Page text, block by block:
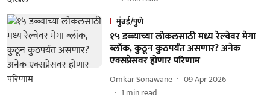
मुंबई/पुणे
१५ डब्ब्याच्या लोकलसाठी मध्य रेल्वेवर मेगा
ब्लॉक, कुठून कुठपर्यंत असणार? अनेक
एक्सप्रेसवर होणार परिणाम
Omkar Sonawane
09 Apr 2026
1 min read